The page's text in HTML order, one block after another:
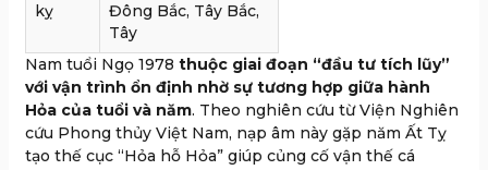
kỵ
Đông Bắc, Tây Bắc,
Tây
Nam tuổi Ngọ 1978 thuộc giai đoạn “đầu tư tích lũy”
với vận trình ổn định nhờ sự tương hợp giữa hành
Hỏa của tuổi và năm. Theo nghiên cứu từ Viện Nghiên
cứu Phong thủy Việt Nam, nạp âm này gặp năm Ất Tỵ
tạo thế cục “Hỏa hỗ Hỏa” giúp củng cố vận thế cá